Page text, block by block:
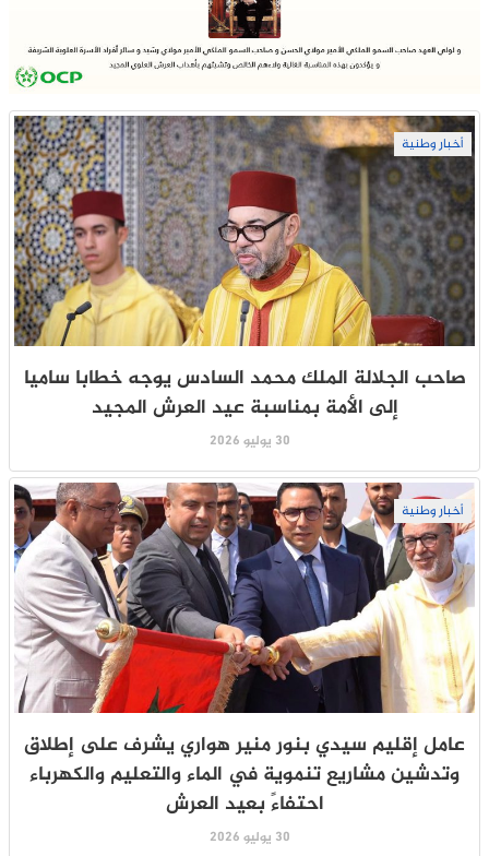
أخبار وطنية
صاحب الجلالة الملك محمد السادس يوجه خطابا ساميا
إلى الأمة بمناسبة عيد العرش المجيد
30 يوليو 2026
أخبار وطنية
عامل إقليم سيدي بنور منير هواري يشرف على إطلاق
وتدشين مشاريع تنموية في الماء والتعليم والكهرباء
احتفاءً بعيد العرش
30 يوليو 2026